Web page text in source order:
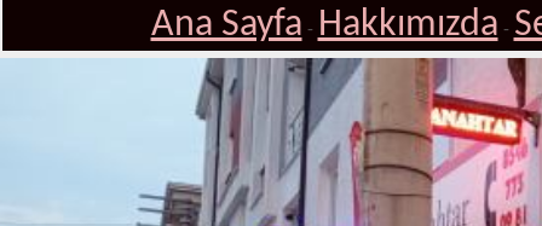
Ana Sayfa - Hakkımızda -